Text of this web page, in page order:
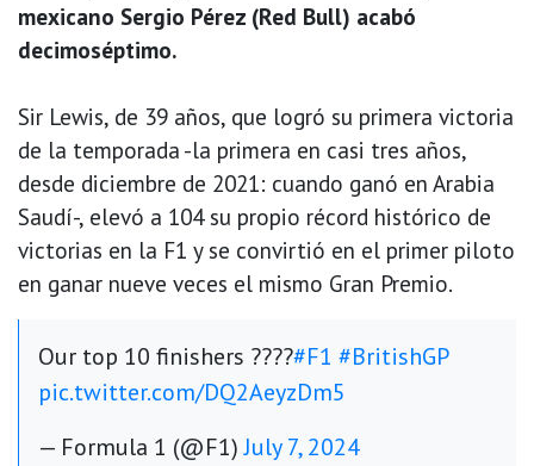
mexicano Sergio Pérez (Red Bull) acabó
decimoséptimo.
Sir Lewis, de 39 años, que logró su primera victoria
de la temporada -la primera en casi tres años,
desde diciembre de 2021: cuando ganó en Arabia
Saudí-, elevó a 104 su propio récord histórico de
victorias en la F1 y se convirtió en el primer piloto
en ganar nueve veces el mismo Gran Premio.
Our top 10 finishers ????#F1 #BritishGP
pic.twitter.com/DQ2AeyzDm5
— Formula 1 (@F1)July 7, 2024